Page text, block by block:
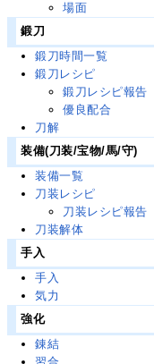
場面
鍛刀
鍛刀時間一覧
鍛刀レシピ
鍛刀レシピ報告
優良配合
刀解
装備(刀装/宝物/馬/守)
装備一覧
刀装レシピ
刀装レシピ報告
刀装解体
手入
手入
気力
強化
錬結